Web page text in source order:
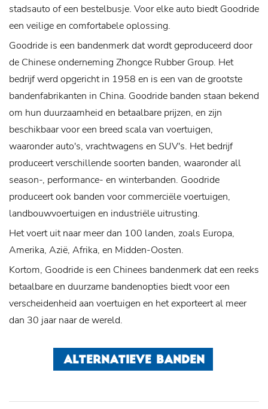
stadsauto of een bestelbusje. Voor elke auto biedt Goodride
een veilige en comfortabele oplossing.
Goodride is een bandenmerk dat wordt geproduceerd door
de Chinese onderneming Zhongce Rubber Group. Het
bedrijf werd opgericht in 1958 en is een van de grootste
bandenfabrikanten in China. Goodride banden staan bekend
om hun duurzaamheid en betaalbare prijzen, en zijn
beschikbaar voor een breed scala van voertuigen,
waaronder auto's, vrachtwagens en SUV's. Het bedrijf
produceert verschillende soorten banden, waaronder all
season-, performance- en winterbanden. Goodride
produceert ook banden voor commerciële voertuigen,
landbouwvoertuigen en industriële uitrusting.
Het voert uit naar meer dan 100 landen, zoals Europa,
Amerika, Azië, Afrika, en Midden-Oosten.
Kortom, Goodride is een Chinees bandenmerk dat een reeks
betaalbare en duurzame bandenopties biedt voor een
verscheidenheid aan voertuigen en het exporteert al meer
dan 30 jaar naar de wereld.
ALTERNATIEVE BANDEN